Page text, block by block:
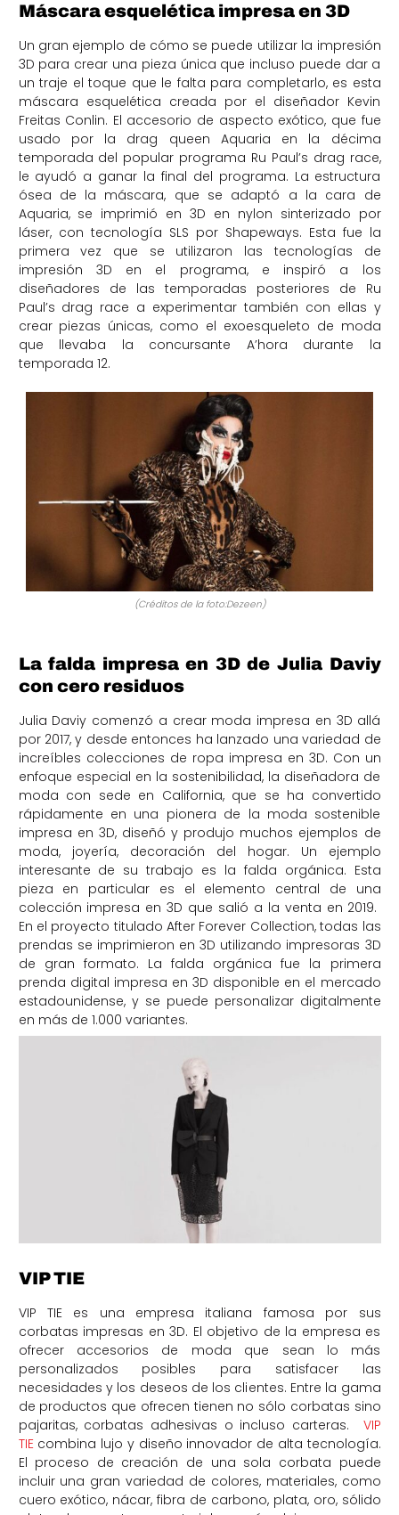
Máscara esquelética impresa en 3D
Un gran ejemplo de cómo se puede utilizar la impresión
3D para crear una pieza única que incluso puede dar a
un traje el toque que le falta para completarlo, es esta
máscara esquelética creada por el diseñador Kevin
Freitas Conlin. El accesorio de aspecto exótico, que fue
usado por la drag queen Aquaria en la décima
temporada del popular programa Ru Paul’s drag race,
le ayudó a ganar la final del programa. La estructura
ósea de la máscara, que se adaptó a la cara de
Aquaria, se imprimió en 3D en nylon sinterizado por
láser, con tecnología SLS por Shapeways. Esta fue la
primera vez que se utilizaron las tecnologías de
impresión 3D en el programa, e inspiró a los
diseñadores de las temporadas posteriores de Ru
Paul’s drag race a experimentar también con ellas y
crear piezas únicas, como el exoesqueleto de moda
que llevaba la concursante A’hora durante la
temporada 12.
(Créditos de la foto:Dezeen)
La falda impresa en 3D de Julia Daviy
con cero residuos
Julia Daviy comenzó a crear moda impresa en 3D allá
por 2017, y desde entonces ha lanzado una variedad de
increíbles colecciones de ropa impresa en 3D. Con un
enfoque especial en la sostenibilidad, la diseñadora de
moda con sede en California, que se ha convertido
rápidamente en una pionera de la moda sostenible
impresa en 3D, diseñó y produjo muchos ejemplos de
moda, joyería, decoración del hogar. Un ejemplo
interesante de su trabajo es la falda orgánica. Esta
pieza en particular es el elemento central de una
colección impresa en 3D que salió a la venta en 2019.
En el proyecto titulado After Forever Collection, todas las
prendas se imprimieron en 3D utilizando impresoras 3D
de gran formato. La falda orgánica fue la primera
prenda digital impresa en 3D disponible en el mercado
estadounidense, y se puede personalizar digitalmente
en más de 1.000 variantes.
VIP TIE
VIP TIE es una empresa italiana famosa por sus
corbatas impresas en 3D. El objetivo de la empresa es
ofrecer accesorios de moda que sean lo más
personalizados posibles para satisfacer las
necesidades y los deseos de los clientes. Entre la gama
de productos que ofrecen tienen no sólo corbatas sino
pajaritas, corbatas adhesivas o incluso carteras. VIP
TIEcombina lujo y diseño innovador de alta tecnología.
El proceso de creación de una sola corbata puede
incluir una gran variedad de colores, materiales, como
cuero exótico, nácar, fibra de carbono, plata, oro, sólido